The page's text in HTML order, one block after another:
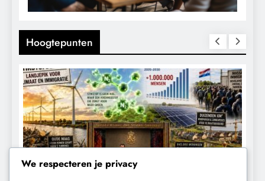
Hoogtepunten
We respecteren je privacy